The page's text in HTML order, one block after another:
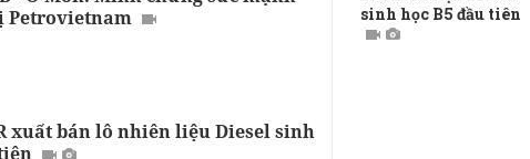
Petrovietnam
xuất bán lô nhiên liệu Diesel sinh
sinh học B5 đầu tiên